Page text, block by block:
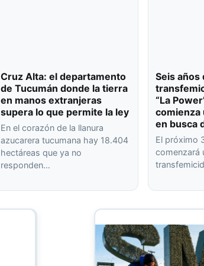
Cruz Alta: el departamento
de Tucumán donde la tierra
en manos extranjeras
supera lo que permite la ley
En el corazón de la llanura
azucarera tucumana hay 18.404
hectáreas que ya no
responden…
Seis años
“La
comienza
en busca
El próximo
comenzará